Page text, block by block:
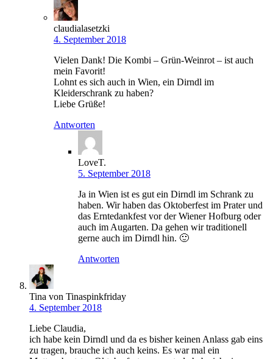
claudialasetzki
4. September 2018
Vielen Dank! Die Kombi – Grün-Weinrot – ist auch
mein Favorit!
Lohnt es sich auch in Wien, ein Dirndl im
Kleiderschrank zu haben?
Liebe Grüße!
Antworten
LoveT.
5. September 2018
Ja in Wien ist es gut ein Dirndl im Schrank zu
haben. Wir haben das Oktoberfest im Prater und
das Erntedankfest vor der Wiener Hofburg oder
auch im Augarten. Da gehen wir traditionell
gerne auch im Dirndl hin. 🙂
Antworten
Tina von Tinaspinkfriday
4. September 2018
Liebe Claudia,
ich habe kein Dirndl und da es bisher keinen Anlass gab eins
zu tragen, brauche ich auch keins. Es war mal ein